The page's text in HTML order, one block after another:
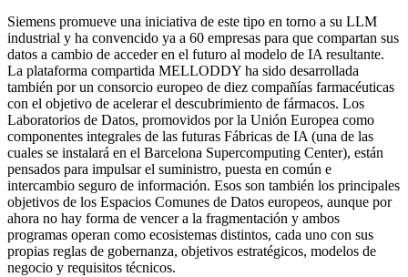
Siemens promueve una iniciativa de este tipo en torno a su LLM
industrial y ha convencido ya a 60 empresas para que compartan sus
datos a cambio de acceder en el futuro al modelo de IA resultante.
La plataforma compartida MELLODDY ha sido desarrollada
también por un consorcio europeo de diez compañías farmacéuticas
con el objetivo de acelerar el descubrimiento de fármacos. Los
Laboratorios de Datos, promovidos por la Unión Europea como
componentes integrales de las futuras Fábricas de IA (una de las
cuales se instalará en el Barcelona Supercomputing Center), están
pensados para impulsar el suministro, puesta en común e
intercambio seguro de información. Esos son también los principales
objetivos de los Espacios Comunes de Datos europeos, aunque por
ahora no hay forma de vencer a la fragmentación y ambos
programas operan como ecosistemas distintos, cada uno con sus
propias reglas de gobernanza, objetivos estratégicos, modelos de
negocio y requisitos técnicos.